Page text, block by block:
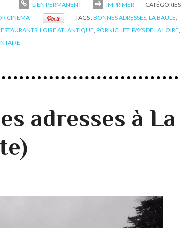
LIEN PERMANENT IMPRIMER
CATÉGORIES
CINEMA" TAGS :BONNES ADRESSES, LA BAULE,
, LOIRE ATLANTIQUE, PORNICHET, PAYS DE LA LOIRE,
adresses à La